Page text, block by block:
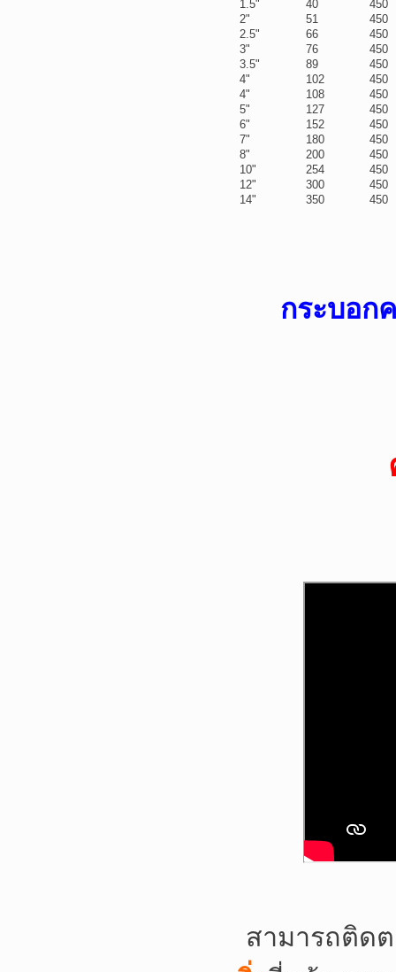
1.5" 40
450
2"
51
450
2.5"
66
450
3"
76
450
3.5"
89
450
4"
102
450
4"
108
450
5"
127
450
6"
152
450
7"
180
450
8"
200
450
10"
254
450
12"
300
450
14"
350 450
กระบอก
สามารถติด